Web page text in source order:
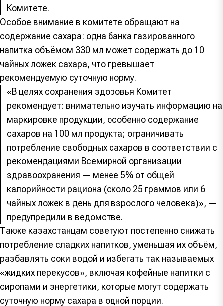
Комитете.
Особое внимание в комитете обращают на
содержание сахара: одна банка газированного
напитка объёмом 330 мл может содержать до 10
чайных ложек сахара, что превышает
рекомендуемую суточную норму.
«В целях сохранения здоровья Комитет
рекомендует: внимательно изучать информацию на
маркировке продукции, особенно содержание
сахаров на 100 мл продукта; ограничивать
потребление свободных сахаров в соответствии с
рекомендациями Всемирной организации
здравоохранения — менее 5% от общей
калорийности рациона (около 25 граммов или 6
чайных ложек в день для взрослого человека)», —
предупредили в ведомстве.
Также казахстанцам советуют постепенно снижать
потребление сладких напитков, уменьшая их объём,
разбавлять соки водой и избегать так называемых
«жидких перекусов», включая кофейные напитки с
сиропами и энергетики, которые могут содержать
суточную норму сахара в одной порции.